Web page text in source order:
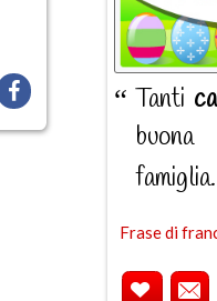
Tanti
famiglia.
Frase di